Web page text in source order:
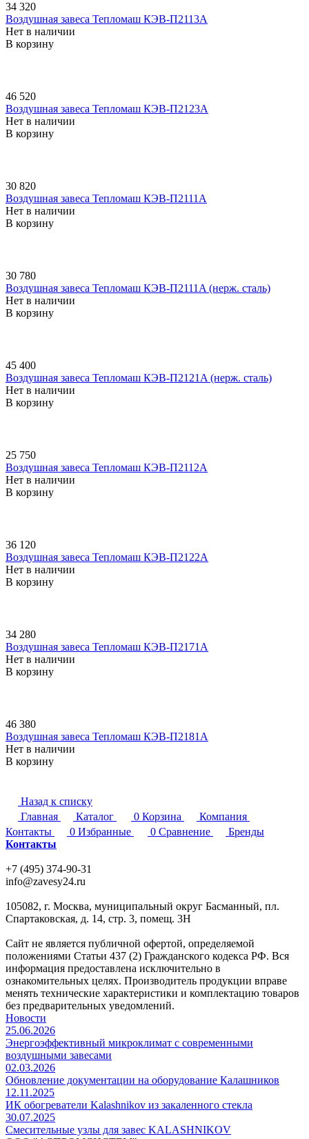
34 320
Воздушная завеса Тепломаш КЭВ-П2113A
Нет в наличии
В корзину
46 520
Воздушная завеса Тепломаш КЭВ-П2123A
Нет в наличии
В корзину
30 820
Воздушная завеса Тепломаш КЭВ-П2111A
Нет в наличии
В корзину
30 780
Воздушная завеса Тепломаш КЭВ-П2111A (нерж. сталь)
Нет в наличии
В корзину
45 400
Воздушная завеса Тепломаш КЭВ-П2121A (нерж. сталь)
Нет в наличии
В корзину
25 750
Воздушная завеса Тепломаш КЭВ-П2112A
Нет в наличии
В корзину
36 120
Воздушная завеса Тепломаш КЭВ-П2122A
Нет в наличии
В корзину
34 280
Воздушная завеса Тепломаш КЭВ-П2171A
Нет в наличии
В корзину
46 380
Воздушная завеса Тепломаш КЭВ-П2181A
Нет в наличии
В корзину
Назад к списку
Главная
Каталог 0 Корзина
Компания
Контакты
0 Избранные 0 Сравнение
Бренды
Контакты
+7 (495) 374-90-31
info@zavesy24.ru
105082, г. Москва, муниципальный округ Басманный, пл.
Спартаковская, д. 14, стр. 3, помещ. 3Н
Сайт не является публичной офертой, определяемой
положениями Статьи 437 (2) Гражданского кодекса РФ. Вся
информация предоставлена исключительно в
ознакомительных целях. Производитель продукции вправе
менять технические характеристики и комплектацию товаров
без предварительных уведомлений.
Новости
25.06.2026
Энергоэффективный микроклимат с современными
воздушными завесами
02.03.2026
Обновление документации на оборудование Калашников
12.11.2025
ИК обогреватели Kalashnikov из закаленного стекла
30.07.2025
Cмесительные узлы для завес KALASHNIKOV